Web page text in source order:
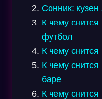
Сонник:
К чему снится
футбол
К чему снится
К чему снится
баре
К чему снится